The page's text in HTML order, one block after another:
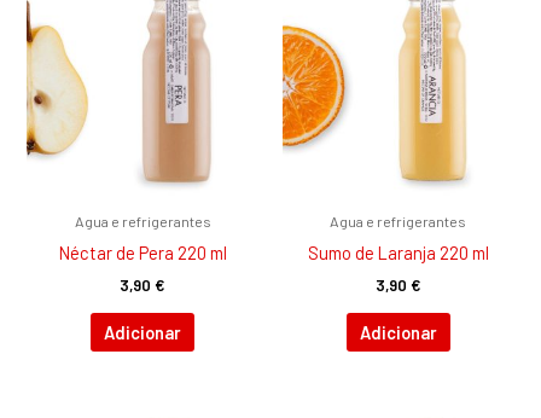
Agua e refrigerantes
Néctar de Pera 220 ml
3,90 €
Adicionar
Agua e refrigerantes
Sumo de Laranja 220 ml
3,90 €
Adicionar